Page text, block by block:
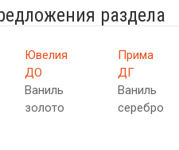
раздела
Ювелия
ДО
Ваниль
золото
Прима
ДГ
Ваниль
серебро